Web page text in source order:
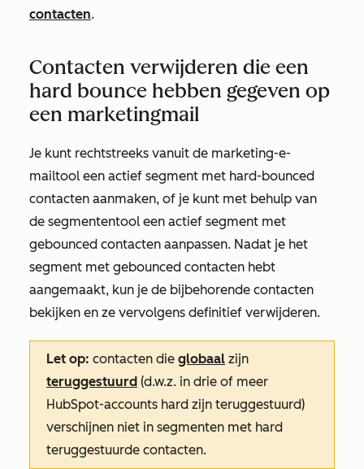
contacten.
Contacten verwijderen die een
hard bounce hebben gegeven op
een marketingmail
Je kunt rechtstreeks vanuit de marketing-e-
mailtool een actief segment met hard-bounced
contacten aanmaken, of je kunt met behulp van
de segmententool een actief segment met
gebounced contacten aanpassen. Nadat je het
segment met gebounced contacten hebt
aangemaakt, kun je de bijbehorende contacten
bekijken en ze vervolgens definitief verwijderen.
Let op: contacten die globaal zijn
teruggestuurd (d.w.z. in drie of meer
HubSpot-accounts hard zijn teruggestuurd)
verschijnen niet in segmenten met hard
teruggestuurde contacten.